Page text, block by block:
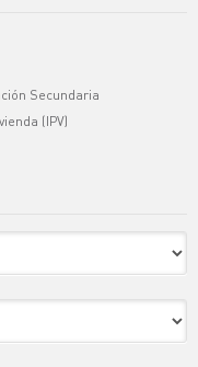
Secundaria
(IPV)